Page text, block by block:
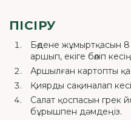
ПІСІРУ
Бөдене жұмыртқасын
аршып, екіге бөліп
Аршылған картопты
Қиярды сақиналап
Салат қоспасын грек
бұрышпен дәмдеңіз.